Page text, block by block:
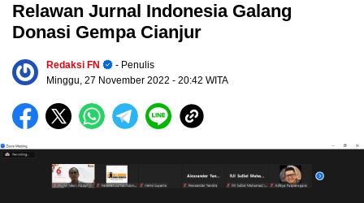
Relawan Jurnal Indonesia Galang
Donasi Gempa Cianjur
Redaksi FN
- Penulis
Minggu, 27 November 2022 - 20:42 WITA